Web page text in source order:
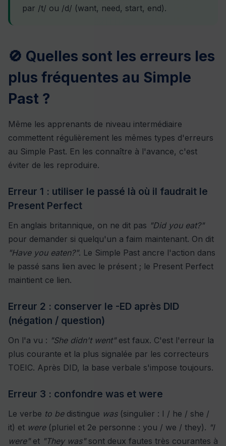
par /t/ ou /d/ (want, need, start, end).
🚫 Quelles sont les erreurs les
plus fréquentes au Simple
Past ?
Même les apprenants de niveau intermédiaire
commettent régulièrement les mêmes types d'erreurs
au Simple Past. En les connaître à l'avance, c'est
éviter de les reproduire.
Erreur 1 : utiliser le passé là où il faudrait le
Present Perfect
En anglais britannique, on ne dit pas "Did you eat?"
pour demander si quelqu'un a faim maintenant. On dit
"Have you eaten?". Le Simple Past ancre l'action dans
le passé sans lien avec le présent ; le Present Perfect
maintient ce lien.
Erreur 2 : conserver le -ED après DID
(négation / question)
On l'a vu : "She didn't went"est faux. C'est l'erreur la
plus courante et la plus signalée par les correcteurs
TOEIC. Après DID, la base verbale s'impose toujours.
Erreur 3 : confondre was et were
Le verbe to bedistingue was(singulier : I / he / she /
it) et were(pluriel et 2e personne : you / we / they). "I
were"et "They was"sont deux fautes très courantes à